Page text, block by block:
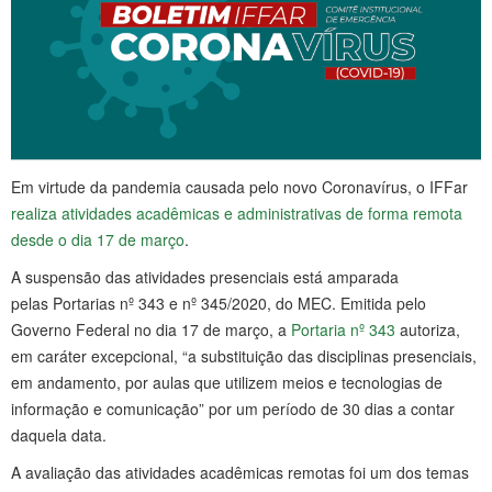
Em virtude da pandemia causada pelo novo Coronavírus, o IFFar
realiza atividades acadêmicas e administrativas de forma remota
desde o dia 17 de março.
A suspensão das atividades presenciais está amparada
pelas Portarias nº 343 e nº 345/2020, do MEC. Emitida pelo
Governo Federal no dia 17 de março, a Portaria nº 343 autoriza,
em caráter excepcional, “a substituição das disciplinas presenciais,
em andamento, por aulas que utilizem meios e tecnologias de
informação e comunicação” por um período de 30 dias a contar
daquela data.
A avaliação das atividades acadêmicas remotas foi um dos temas